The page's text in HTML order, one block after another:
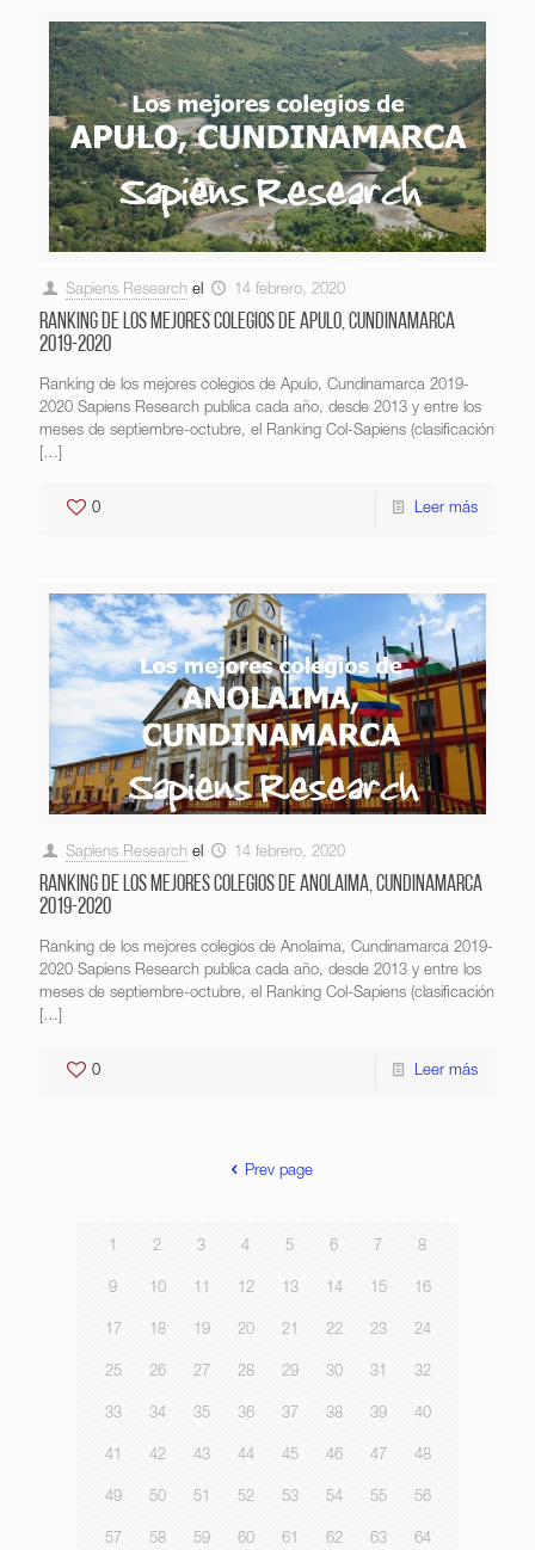
Sapiens Research el 14 febrero, 2020
Ranking de los mejores colegios de Apulo, Cundinamarca
2019-2020
Ranking de los mejores colegios de Apulo, Cundinamarca 2019-
2020 Sapiens Research publica cada año, desde 2013 y entre los
meses de septiembre-octubre, el Ranking Col-Sapiens (clasificación
[…]
0 Leer más
Sapiens Research el 14 febrero, 2020
Ranking de los mejores colegios de Anolaima, Cundinamarca
2019-2020
Ranking de los mejores colegios de Anolaima, Cundinamarca 2019-
2020 Sapiens Research publica cada año, desde 2013 y entre los
meses de septiembre-octubre, el Ranking Col-Sapiens (clasificación
[…]
0 Leer más
Prev page
1 2 3 4 5 6 7 8
9 10 11 12 13 14 15 16
17 18 19 20 21 22 23 24
25 26 27 28 29 30 31 32
33 34 35 36 37 38 39 40
41 42 43 44 45 46 47 48
49 50 51 52 53 54 55 56
57 58 59 60 61 62 63 64